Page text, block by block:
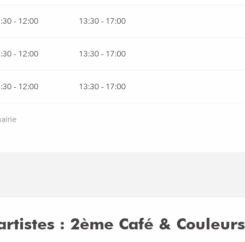
- 12:00 13:30 - 17:00
- 12:00 13:30 - 17:00
- 12:00 13:30 - 17:00
: 2ème Café & Couleurs